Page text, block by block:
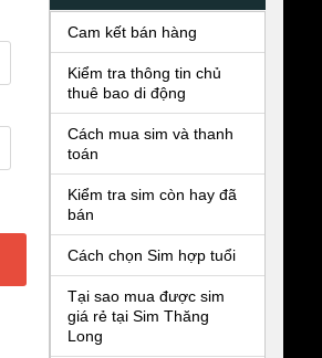
Cam kết bán hàng
Kiểm tra thông tin chủ
thuê bao di động
Cách mua sim và thanh
toán
Kiểm tra sim còn hay đã
bán
Cách chọn Sim hợp tuổi
Tại sao mua được sim
giá rẻ tại Sim Thăng
Long